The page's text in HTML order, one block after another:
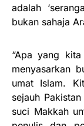
adalah
bukan sahaja
“Apa yang
menyasarkan
umat Islam.
sejauh
suci Makkah